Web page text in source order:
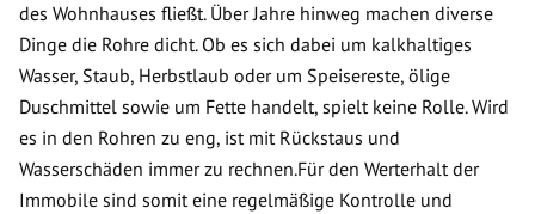
des Wohnhauses fließt. Über Jahre hinweg machen diverse
Dinge die Rohre dicht. Ob es sich dabei um kalkhaltiges
Wasser, Staub, Herbstlaub oder um Speisereste, ölige
Duschmittel sowie um Fette handelt, spielt keine Rolle. Wird
es in den Rohren zu eng, ist mit Rückstaus und
Wasserschäden immer zu rechnen.Für den Werterhalt der
Immobile sind somit eine regelmäßige Kontrolle und